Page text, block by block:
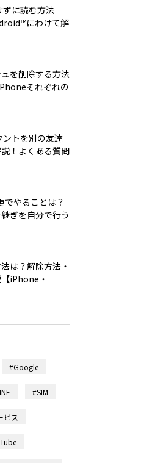
に読む方法
にわけて解
を削除する方法
それぞれの
トを別の友達
！よくある質問
やることは？
ぎを自分で行う
は？解除方法・
iPhone・
#Google
#SIM
ビス